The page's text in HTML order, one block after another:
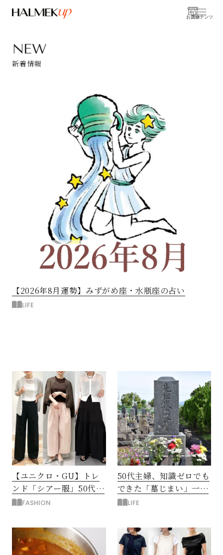
お買物
コンテンツ
NEW
新着情報
【2026年8月運勢】みずがめ座・水瓶座の占い
LIFE
【ユニクロ・GU】トレ
ンド「シアー服」50代は
2990円のカーデでトラ
FASHION
50代主婦、知識ゼロでも
できた「墓じまい」一つ
後悔したのは、ある順
LIFE